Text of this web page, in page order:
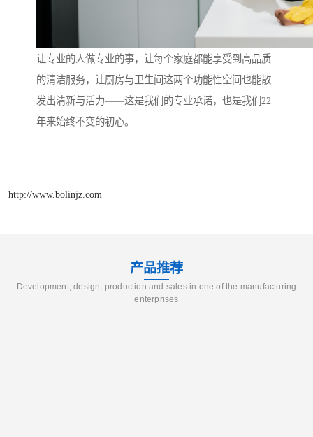
让专业的人做专业的事，让每个家庭都能享受到高品质
的清洁服务，让厨房与卫生间这两个功能性空间也能散
发出清新与活力——这是我们的专业承诺，也是我们22
年来始终不变的初心。
http://www.bolinjz.com
产品推荐
Development, design, production and sales in one of the manufacturing
enterprises